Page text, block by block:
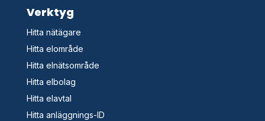
Verktyg
Hitta nätägare
Hitta elområde
Hitta elnätsområde
Hitta elbolag
Hitta elavtal
Hitta anläggnings-ID